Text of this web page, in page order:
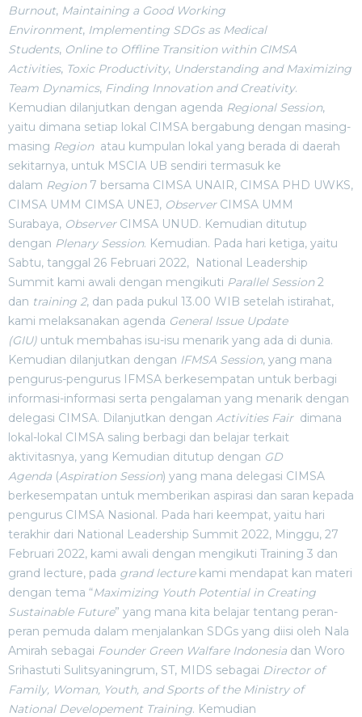
Burnout, Maintaining a Good Working
Environment, Implementing SDGs as Medical
Students, Online to Offline Transition within CIMSA
Activities, Toxic Productivity, Understanding and Maximizing
Team Dynamics, Finding Innovation and Creativity.
Kemudian dilanjutkan dengan agenda Regional Session,
yaitu dimana setiap lokal CIMSA bergabung dengan masing-
masing Regionatau kumpulan lokal yang berada di daerah
sekitarnya, untuk MSCIA UB sendiri termasuk ke
dalam Region7 bersama CIMSA UNAIR, CIMSA PHD UWKS,
CIMSA UMM CIMSA UNEJ, ObserverCIMSA UMM
Surabaya, ObserverCIMSA UNUD. Kemudian ditutup
dengan Plenary Session. Kemudian. Pada hari ketiga, yaitu
Sabtu, tanggal 26 Februari 2022, National Leadership
Summit kami awali dengan mengikuti Parallel Session2
dan training 2, dan pada pukul 13.00 WIB setelah istirahat,
kami melaksanakan agenda General Issue Update
(GIU) untuk membahas isu-isu menarik yang ada di dunia.
Kemudian dilanjutkan dengan IFMSA Session, yang mana
pengurus-pengurus IFMSA berkesempatan untuk berbagi
informasi-informasi serta pengalaman yang menarik dengan
delegasi CIMSA. Dilanjutkan dengan Activities Fairdimana
lokal-lokal CIMSA saling berbagi dan belajar terkait
aktivitasnya, yang Kemudian ditutup dengan GD
Agenda (Aspiration Session) yang mana delegasi CIMSA
berkesempatan untuk memberikan aspirasi dan saran kepada
pengurus CIMSA Nasional. Pada hari keempat, yaitu hari
terakhir dari National Leadership Summit 2022, Minggu, 27
Februari 2022, kami awali dengan mengikuti Training 3 dan
grand lecture, pada grand lecturekami mendapat kan materi
dengan tema “Maximizing Youth Potential in Creating
Sustainable Future” yang mana kita belajar tentang peran-
peran pemuda dalam menjalankan SDGs yang diisi oleh Nala
Amirah sebagai Founder Green Walfare Indonesia dan Woro
Srihastuti Sulitsyaningrum, ST, MIDS sebagai Director of
Family, Woman, Youth, and Sports of the Ministry of
National Developement Training. Kemudian